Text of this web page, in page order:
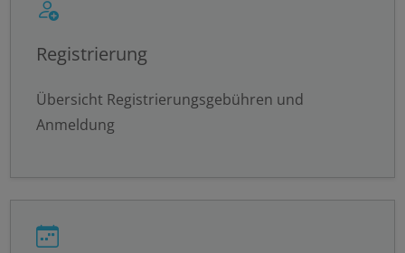
Registrierung
Übersicht Registrierungsgebühren und
Anmeldung
Alle auswählen
Ablehnen Speichern